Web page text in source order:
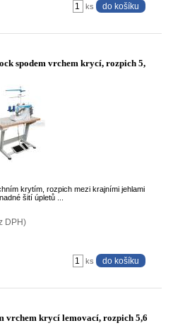
ks
spodem vrchem krycí, rozpich 5,
krytím, rozpich mezi krajními jehlami
šití úpletů ...
DPH)
ks
vrchem krycí lemovací, rozpich 5,6